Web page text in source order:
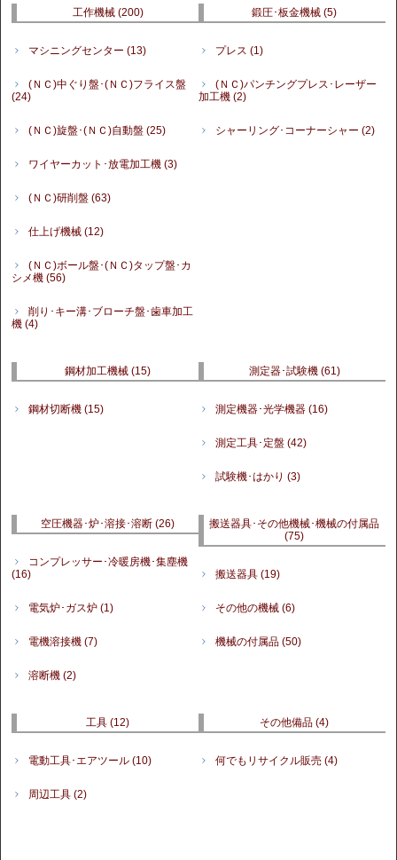
工作機械 (200)
マシニングセンター(13)
(ＮＣ)中ぐり盤･(ＮＣ)フライス盤
(24)
(ＮＣ)旋盤･(ＮＣ)自動盤(25)
ワイヤーカット･放電加工機(3)
(ＮＣ)研削盤(63)
仕上げ機械(12)
(ＮＣ)ボール盤･(ＮＣ)タップ盤･カ
シメ機(56)
削り･キー溝･ブローチ盤･歯車加工
機(4)
鍛圧･板金機械(5)
プレス (1)
(ＮＣ)パンチングプレス･レーザー
加工機 (2)
シャーリング･コーナーシャー (2)
鋼材加工機械(15)
鋼材切断機(15)
測定器･試験機 (61)
測定機器･光学機器 (16)
測定工具･定盤 (42)
試験機･はかり (3)
空圧機器･炉･溶接･溶断(26)
コンプレッサー･冷暖房機･集塵機
(16)
電気炉･ガス炉(1)
電機溶接機(7)
溶断機(2)
搬送器具･その他機械･機械の付属品
(75)
搬送器具 (19)
その他の機械 (6)
機械の付属品 (50)
工具(12)
電動工具･エアツール(10)
周辺工具(2)
その他備品(4)
何でもリサイクル販売 (4)